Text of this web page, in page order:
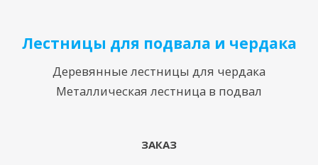
Лестницы для подвала и чердака
Деревянные лестницы для чердака
Металлическая лестница в подвал
ЗАКАЗ